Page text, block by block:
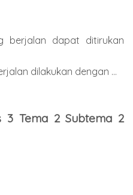
berjalan dapat ditirukan
dilakukan dengan ...
3 Tema 2 Subtema 2